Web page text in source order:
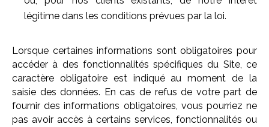
légitime dans les conditions prévues par la loi.
Lorsque certaines informations sont obligatoires pour
accéder à des fonctionnalités spécifiques du Site, ce
caractère obligatoire est indiqué au moment de la
saisie des données. En cas de refus de votre part de
fournir des informations obligatoires, vous pourriez ne
pas avoir accès à certains services, fonctionnalités ou